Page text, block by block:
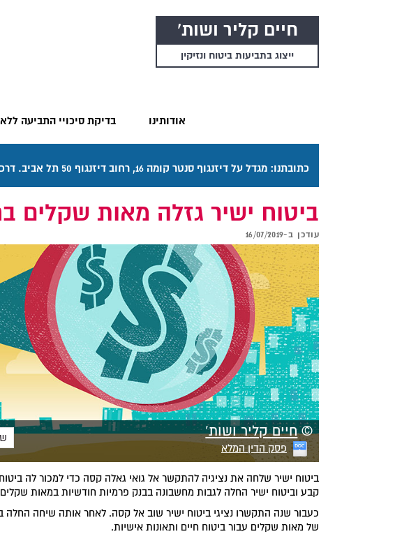
חיים קליר ושות'
ייצוג בתביעות ביטוח ונזיקין
אודותינו בדיקת סיכויי התביעה
כתובתנו: מגדל על דיזנגוף סנטר קומה 16, רחוב דיזנגוף 50 תל אביב. דרכי ההגעה בתפריט "אודותינו".
ביטוח ישיר גזלה מאות שקלים
עודכן ב-16/07/2019
©חיים קליר ושות'
פסק הדין המלא
ביטוח ישיר שלחה את נציגיה להתקשר אל גואי גאלה קסה כדי למכור לה
קבע וביטוח ישיר החלה לגבות מחשבונה בבנק פרמיות חודשיות במאות
כעבור שנה התקשרו נציגי ביטוח ישיר שוב אל קסה. לאחר אותה שיחה
של מאות שקלים עבור ביטוח חיים ותאונות אישיות.